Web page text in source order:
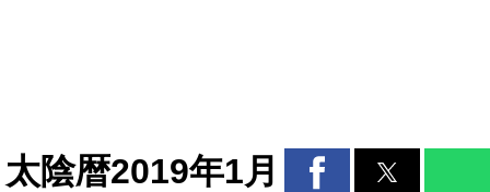
太陰暦2019年1月